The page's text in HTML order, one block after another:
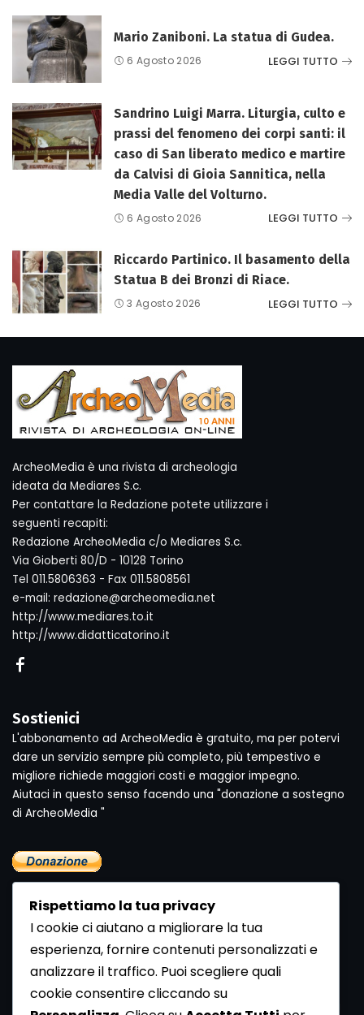
Mario Zaniboni. La statua di Gudea.
6 Agosto 2026 LEGGI TUTTO
Sandrino Luigi Marra. Liturgia, culto e
prassi del fenomeno dei corpi santi: il
caso di San liberato medico e martire
da Calvisi di Gioia Sannitica, nella
Media Valle del Volturno.
6 Agosto 2026 LEGGI TUTTO
Riccardo Partinico. Il basamento della
Statua B dei Bronzi di Riace.
3 Agosto 2026 LEGGI TUTTO
ArcheoMedia è una rivista di archeologia
ideata da Mediares S.c.
Per contattare la Redazione potete utilizzare i
seguenti recapiti:
Redazione ArcheoMedia c/o Mediares S.c.
Via Gioberti 80/D - 10128 Torino
Tel 011.5806363 - Fax 011.5808561
e-mail: redazione@archeomedia.net
http://www.mediares.to.it
http://www.didatticatorino.it
Sostienici
L'abbonamento ad ArcheoMedia è gratuito, ma per potervi
dare un servizio sempre più completo, più tempestivo e
migliore richiede maggiori costi e maggior impegno.
Aiutaci in questo senso facendo una "donazione a sostegno
di ArcheoMedia "
Newsletter
Se vuoi ricevere la Rivista gratuita di archeologia realizzata
Rispettiamo la tua privacy
I cookie ci aiutano a migliorare la tua
esperienza, fornire contenuti personalizzati e
analizzare il traffico. Puoi scegliere quali
cookie consentire cliccando su